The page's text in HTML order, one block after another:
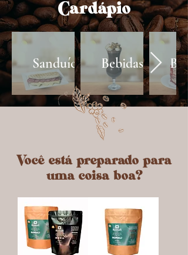
Cardápio
Sanduíches Bebidas
Você está preparado para
uma coisa boa?